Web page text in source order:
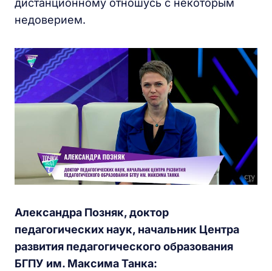
дистанционному отношусь с некоторым
недоверием.
Александра Позняк, доктор
педагогических наук, начальник Центра
развития педагогического образования
БГПУ им. Максима Танка: